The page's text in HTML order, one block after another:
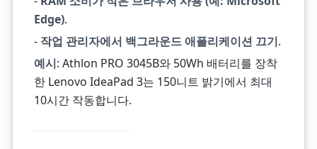
Edge).
- 작업 관리자에서 백그라운드 애플리케이션 끄기.
예시: Athlon PRO 3045B와 50Wh 배터리를 장착
한 Lenovo IdeaPad 3는 150니트 밝기에서 최대
10시간 작동합니다.